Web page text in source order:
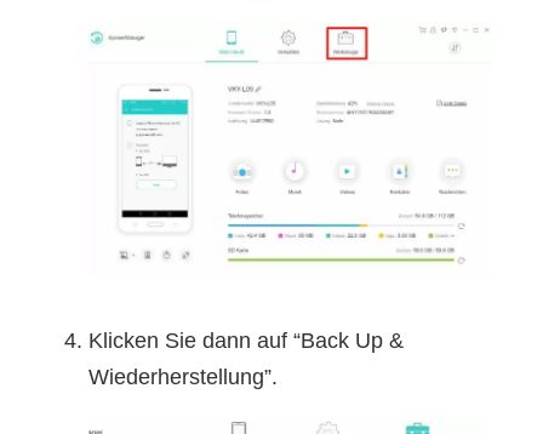
Klicken Sie dann auf “Back Up &
Wiederherstellung”.